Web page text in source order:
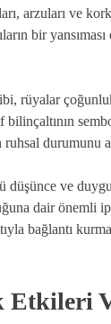
arzuları ve
bir
rüyalar
bilinçaltının
durumunu
düşünce ve
dair önemli
bağlantı